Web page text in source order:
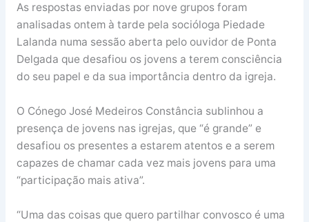
As respostas enviadas por nove grupos foram
analisadas ontem à tarde pela socióloga Piedade
Lalanda numa sessão aberta pelo ouvidor de Ponta
Delgada que desafiou os jovens a terem consciência
do seu papel e da sua importância dentro da igreja.
O Cónego José Medeiros Constância sublinhou a
presença de jovens nas igrejas, que “é grande” e
desafiou os presentes a estarem atentos e a serem
capazes de chamar cada vez mais jovens para uma
“participação mais ativa”.
“Uma das coisas que quero partilhar convosco é uma